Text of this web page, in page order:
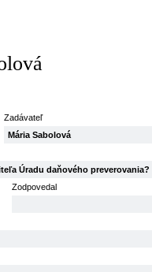
Zadávateľ
Mária Sabolová
Úradu daňového preverovania?
Zodpovedal